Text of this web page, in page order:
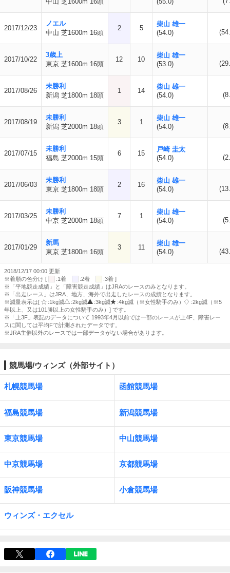
2017/12/23
ノエル
中山 芝1600m 16頭
2 5
柴山 雄一
(54.0)
2017/10/22
3歳上
東京 芝1600m 16頭
12 10
柴山 雄一
(53.0)
2017/08/26
未勝利
新潟 芝1800m 18頭
1 14
柴山 雄一
(54.0)
2017/08/19
未勝利
新潟 芝2000m 18頭
3 1
柴山 雄一
(54.0)
2017/07/15
未勝利
福島 芝2000m 15頭
6 15
戸崎 圭太
(54.0)
2017/06/03
未勝利
東京 芝1800m 18頭
2 16
柴山 雄一
(54.0)
2017/03/25
未勝利
中京 芝2000m 18頭
7 1
柴山 雄一
(54.0)
2017/01/29
新馬
東京 芝1800m 16頭
3 11
柴山 雄一
(54.0)
2018/12/17 00:00 更新
※着順の色分け [
:1着 :2着
:3着 ]
※「平地競走成績」と「障害競走成績」はJRAのレースのみとなります。
※「出走レース」はJRA、地方、海外で出走したレースの成績となります。
※減量表示は[
:1kg減 :2kg減 :3kg減 :4kg減（※女性騎手のみ）
:2kg減（※5
年以上、又は101勝以上の女性騎手のみ）] です。
※「上3F」表記のデータについて 1993年4月以前では一部のレースが上4F、障害レー
スに関しては平均Fで計測されたデータです。
※JRA主催以外のレースでは一部データがない場合があります。
競馬場/ウィンズ（外部サイト）
札幌競馬場 函館競馬場
福島競馬場 新潟競馬場
東京競馬場 中山競馬場
中京競馬場 京都競馬場
阪神競馬場 小倉競馬場
ウィンズ・エクセル